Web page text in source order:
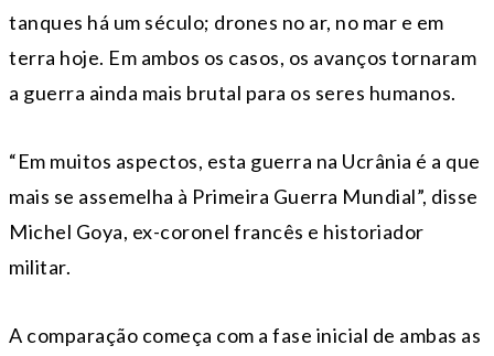
tanques há um século; drones no ar, no mar e em
terra hoje. Em ambos os casos, os avanços tornaram
a guerra ainda mais brutal para os seres humanos.
“Em muitos aspectos, esta guerra na Ucrânia é a que
mais se assemelha à Primeira Guerra Mundial”, disse
Michel Goya, ex-coronel francês e historiador
militar.
A comparação começa com a fase inicial de ambas as